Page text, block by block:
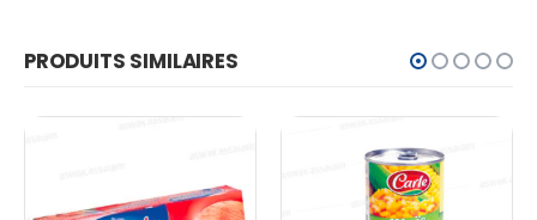
PRODUITS SIMILAIRES